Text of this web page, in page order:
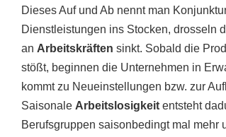
Dieses Auf und Ab nennt man
Dienstleistungen ins Stocken, drosseln
an Arbeitskräften sinkt. Sobald die
stößt, beginnen die Unternehmen in
kommt zu Neueinstellungen bzw. zur
Saisonale Arbeitslosigkeit entsteht
Berufsgruppen saisonbedingt mal mehr